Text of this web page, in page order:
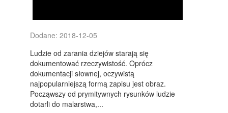
SALONY, KOMISY
E-MARKETING
AGENCJE REKLAMOWE
Dodane: 2018-12-05
Ludzie od zarania dziejów starają się
dokumentować rzeczywistość. Oprócz
dokumentacji słownej, oczywistą
najpopularniejszą formą zapisu jest obraz.
Począwszy od prymitywnych rysunków ludzie
dotarli do malarstwa,...